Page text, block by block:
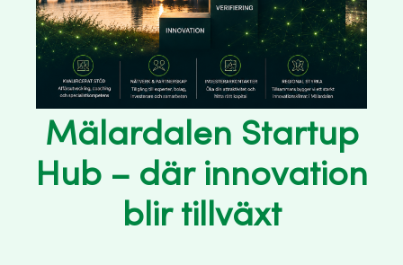
Mälardalen Startup
Hub – där innovation
blir tillväxt